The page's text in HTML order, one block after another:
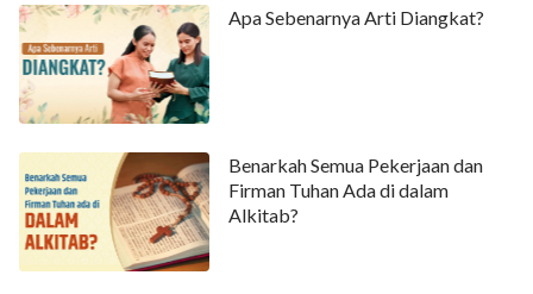
Apa Sebenarnya Arti Diangkat?
Benarkah Semua Pekerjaan dan
Firman Tuhan Ada di dalam
Alkitab?